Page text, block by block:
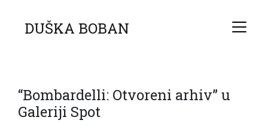
DUŠKA BOBAN
“Bombardelli: Otvoreni arhiv” u
Galeriji Spot